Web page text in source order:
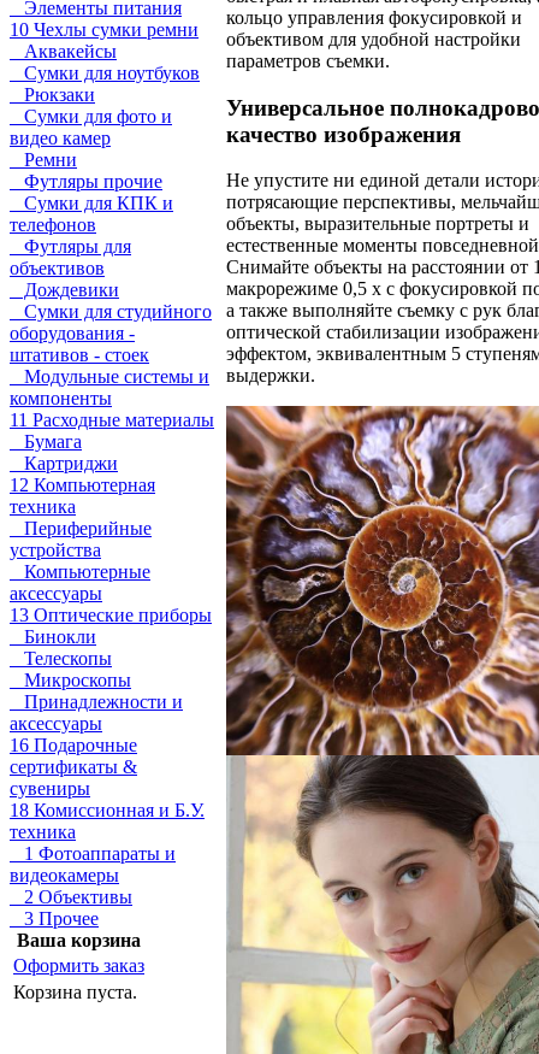
Элементы питания
10 Чехлы сумки ремни
Аквакейсы
Сумки для ноутбуков
Рюкзаки
Сумки для фото и
видео камер
Ремни
Футляры прочие
Сумки для КПК и
телефонов
Футляры для
объективов
Дождевики
Сумки для студийного
оборудования -
штативов - стоек
Модульные системы и
компоненты
11 Расходные материалы
Бумага
Картриджи
12 Компьютерная
техника
Периферийные
устройства
Компьютерные
аксессуары
13 Оптические приборы
Бинокли
Телескопы
Микроскопы
Принадлежности и
аксессуары
16 Подарочные
сертификаты &
сувениры
18 Комиссионная и Б.У.
техника
1 Фотоаппараты и
видеокамеры
2 Объективы
3 Прочее
Ваша корзина
Оформить заказ
Корзина пуста.
кольцо управления фокусировкой и
объективом для удобной настройки
параметров съемки.
Универсальное
качество изображения
Не упустите ни единой детали
потрясающие перспективы,
объекты, выразительные портреты и
естественные моменты
Снимайте объекты на расстоянии от
макрорежиме 0,5 x с фокусировкой
а также выполняйте съемку с рук
оптической стабилизации
эффектом, эквивалентным 5
выдержки.